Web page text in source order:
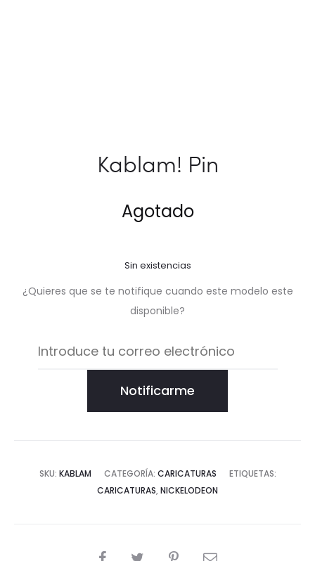
Kablam! Pin
Agotado
Sin existencias
¿Quieres que se te notifique cuando este modelo este
disponible?
Notificarme
SKU: KABLAM CATEGORÍA: CARICATURAS
ETIQUETAS:
CARICATURAS, NICKELODEON
COMPARTIR